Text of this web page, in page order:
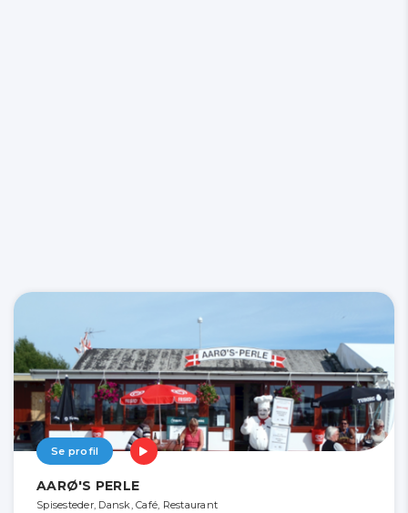
Se profil
AARØ'S PERLE
Spisesteder, Dansk, Café, Restaurant